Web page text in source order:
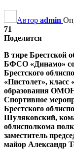
Автор admin
71
Поделится
В тире Брестской
БФСО «Динамо»
Брестского
«Пистолет»,
образования
Спортивное
Брестского
Шуляковский,
облисполкома
заместитель
майор Александр